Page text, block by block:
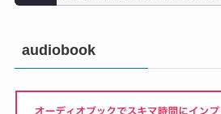
audiobook